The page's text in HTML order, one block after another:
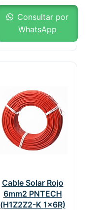
Consultar por
WhatsApp
Cable Solar Rojo
6mm2 PNTECH
(H1Z2Z2-K 1x6R)